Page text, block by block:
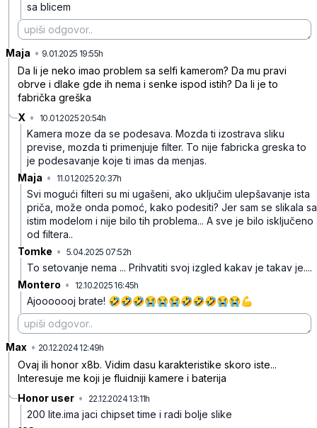
sa blicem
Maja • 9.01.2025 19:55h
Da li je neko imao problem sa selfi kamerom? Da mu pravi
obrve i dlake gde ih nema i senke ispod istih? Da li je to
fabrička greška
X • 10.01.2025 20:54h
Kamera moze da se podesava. Mozda ti izostrava sliku
previse, mozda ti primenjuje filter. To nije fabricka greska to
je podesavanje koje ti imas da menjas.
Maja • 11.01.2025 20:37h
Svi mogući filteri su mi ugašeni, ako uključim ulepšavanje ista
priča, može onda pomoć, kako podesiti? Jer sam se slikala sa
istim modelom i nije bilo tih problema... A sve je bilo isključeno
od filtera..
Tomke • 5.04.2025 07:52h
To setovanje nema ... Prihvatiti svoj izgled kakav je takav je....
Montero • 12.10.2025 16:45h
Ajooooooj brate! 🤣🤣🤣😭😭😭🤣🤣🤣😭😭💪
Max • 20.12.2024 12:49h
Ovaj ili honor x8b. Vidim dasu karakteristike skoro iste...
Interesuje me koji je fluidniji kamere i baterija
Honor user • 22.12.2024 13:11h
200 lite.ima jaci chipset time i radi bolje slike